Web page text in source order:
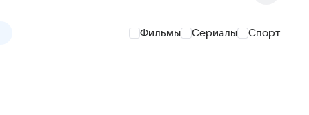
Фильмы Сериалы Спорт